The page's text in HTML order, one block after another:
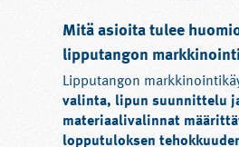
Mitä asioita tulee
lipputangon
Lipputangon
valinta, lipun suunnittelu
materiaalivalinnat
lopputuloksen